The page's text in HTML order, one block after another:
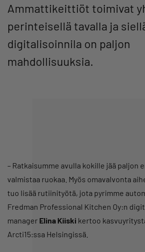
Ammattikeittiöt toimivat
perinteisellä tavalla ja
digitalisoinnila on paljon
mahdollisuuksia.
– Ratkaisumme avulla kokille jää paljon
valmistaa ruokaa. Myös omavalvonta
tuo lisää rutiinityötä, jota pyrimme
Fredman Professional Kitchen Oy:n
manager Elina Kiiski kertoo
Arcti15:ssa Helsingissä.